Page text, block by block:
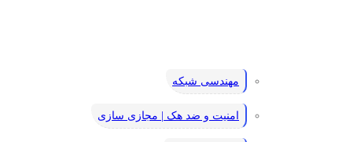
مهندسی شبکه
امنیت و ضد هک | مجازی سازی